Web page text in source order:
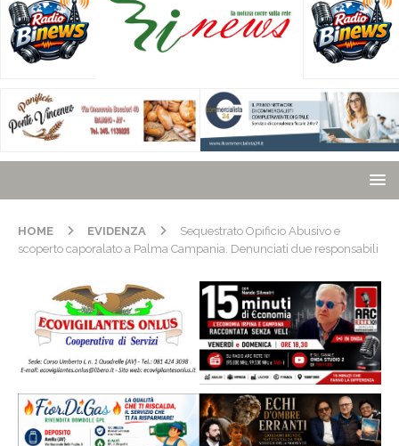
HOME EVIDENZA
Sequestrato Opificio Abusivo e
scoperto caporalato a Palma Campania. Denunciati due responsabili